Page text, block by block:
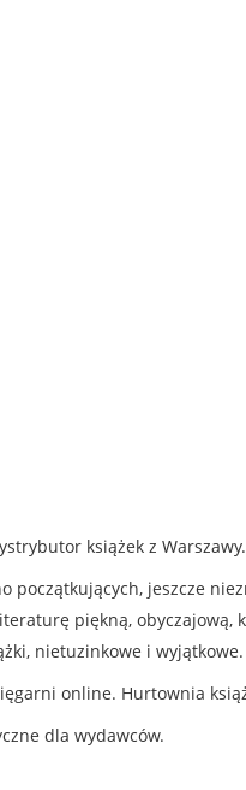
książek z Warszawy.
początkujących, jeszcze
piękną, obyczajową,
nietuzinkowe i wyjątkowe.
online. Hurtownia
dla wydawców.